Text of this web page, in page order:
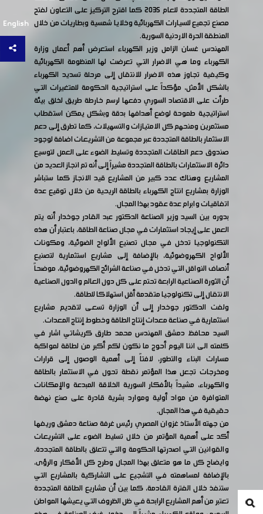
English
الطاقة المتجددة للعام 2035 كما اقترح التركيز على التعاون لفتح
مصنع تجميع للسيارات الكهربائية وخلايا شمسية وبطاريات من خلال
المنطقة الحرة الاردنية السورية.
المهندس غسان الزامل وزير الكهرباء استعرض أهم أعمال وزارة
الكهرباء وما هي الاضرار التي تعرضت لها المنظومة الكهربائية
وكيفية تجاوز هذه الاضرار للانتقال إلى مرحلة تسديد الكهرباء
بالشكل الأمثل، مؤكداً على استراتيجية الحكومة للمتغيرات التي
طرأت على الاقتصاد السوري دفعها لرسم خارطة طريق لخلق بيئة
استراتيجية طموحة لوضع أهدافها بدقة وبشكل يمكن استقطاب
مستثمرين ومنحهم كل الامتيازات والتسهيلات، كما تطرق إلى دعم
الاستثمار بالطاقة المتجددة عبر مجموعة من التشريعات اضافة لوجود
صندوق دعم الطاقات المتجددة وتسليط الضوء على العمل لتوسيع
دائرة الاستثمارات بالطاقة المتجددة مشيراً إلى أنه تم انجاز العديد من
المشاريع وهناك عدد كبير من المشاريع قيد الانجاز كما ستباشر
الوزارة بمشاريع انتاج الكهرباء بالطاقة الريحية من خلال توقيع عدة
اتفاقيات وابرام عدة عقود بهذا المجال.
بدوره بين السيد وزير الصناعة الدكتور عبد القادر جوخدار أنه يتم
العمل على إيجاد استثمارات في مجال صناعة الطاقة، باعتبار أن هذه
التكنولوجيا تدخل في مجال تصنيع الألواح الضوئية، ومكونات
الألواح الكهروضوئية، بالإضافة إلى مشاريع استثمارية لتصنيع
أنصاف النواقل التي تدخل في صناعة الشرائح الكهروضوئية، موضحاً
أن الثورة الصناعية الرابعة تحتم على كل دول العالم والدول الصناعية
الانتقال إلى تكنولوجيا متقدمة أقل استهلاكا للطاقة.
ولفت الدكتور جوخدار إلى أن الوزارة تسعى لتقديم مشاريع
استثمارية في صناعة معدات إنتاج الطاقة وخطوط إنتاج المعدات.
السيد محافظ دمشق المهندس محمد طارق كريشاتي اشار في
كلمته الى اننا اليوم أحوج ما نكون لكم أكبر من لطاقة لمواكبة
مسارات البناء والتطور، لافتاً إلى أهمية الوصول إلى قرارات
ومخرجات تجعل هذا المؤتمر نقطة تحول في الاستثمار بالطاقة
والكهرباء، مشيداً بالأفكار السورية الخلاقة المبدعة والإمكانات
المتوافرة من مواد أولية وموارد بشرية قادرة على صنع نهضة
حقيقية في هذا المجال.
من جهته الأستاذ غزوان المصري رئيس غرفة صناعة دمشق وريفها
أكد على أهمية المؤتمر من خلال تسليط الضوء على التشريعات
والقوانين التي اصدرتها الحكومة والتي تتعلق بالطاقة المتجددة،
وايضاح كل ما هو متعلق بهذا المجال وطرح كل الأفكار والرؤى،
بالإضافة لمساهمته في التشجيع على التشاركية بالمشاريع التي
ستنفذ خلال الفترة القادمة، كما بين أن مشاريع الطاقة المتجددة
تعتبر من أهم المشاريع الرابحة في ظل الظروف التي يعيشها المواطن